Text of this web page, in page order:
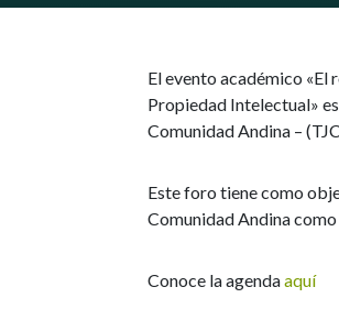
El evento académico «El
Propiedad Intelectual»
Comunidad Andina –
Este foro tiene como
Comunidad Andina
Conoce la agendaaquí